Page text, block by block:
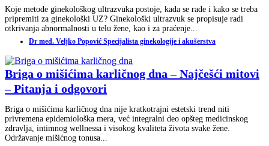
Koje metode ginekološkog ultrazvuka postoje, kada se rade i kako se treba
pripremiti za ginekološki UZ? Ginekološki ultrazvuk se propisuje radi
otkrivanja abnormalnosti u telu žene, kao i za praćenje...
Dr med. Veljko Popović Specijalista ginekologije i akušerstva
Briga o mišićima karličnog dna – Najčešći mitovi
– Pitanja i odgovori
Briga o mišićima karličnog dna nije kratkotrajni estetski trend niti
privremena epidemiološka mera, već integralni deo opšteg medicinskog
zdravlja, intimnog wellnessa i visokog kvaliteta života svake žene.
Održavanje mišićnog tonusa...